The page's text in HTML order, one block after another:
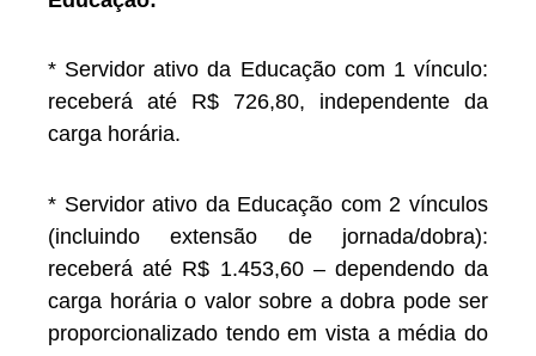
* Servidor ativo da Educação com 1 vínculo:
receberá até R$ 726,80, independente da
carga horária.
* Servidor ativo da Educação com 2 vínculos
(incluindo extensão de jornada/dobra):
receberá até R$ 1.453,60 – dependendo da
carga horária o valor sobre a dobra pode ser
proporcionalizado tendo em vista a média do